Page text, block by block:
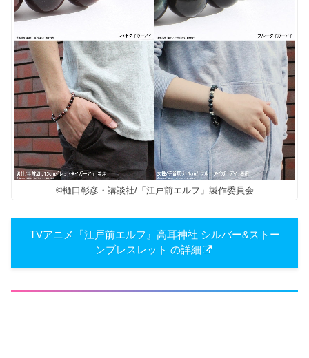
©樋口彰彦・講談社/「江戸前エルフ」製作委員会
TVアニメ『江戸前エルフ』高耳神社 シルバー&ストー
ンブレスレット の詳細